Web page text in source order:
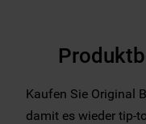
Kaufen Sie Original
damit es wieder tip-